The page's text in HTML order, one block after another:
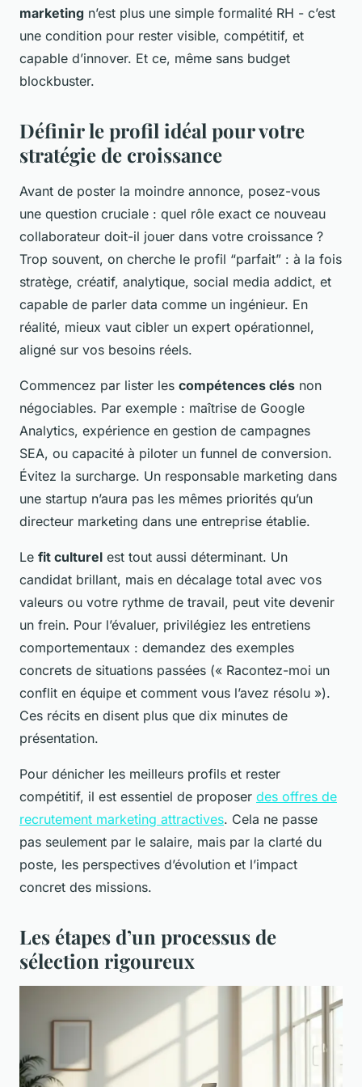
marketing n’est plus une simple formalité RH - c’est
une condition pour rester visible, compétitif, et
capable d’innover. Et ce, même sans budget
blockbuster.
Définir le profil idéal pour votre
stratégie de croissance
Avant de poster la moindre annonce, posez-vous
une question cruciale : quel rôle exact ce nouveau
collaborateur doit-il jouer dans votre croissance ?
Trop souvent, on cherche le profil “parfait” : à la fois
stratège, créatif, analytique, social media addict, et
capable de parler data comme un ingénieur. En
réalité, mieux vaut cibler un expert opérationnel,
aligné sur vos besoins réels.
Commencez par lister les compétences clés non
négociables. Par exemple : maîtrise de Google
Analytics, expérience en gestion de campagnes
SEA, ou capacité à piloter un funnel de conversion.
Évitez la surcharge. Un responsable marketing dans
une startup n’aura pas les mêmes priorités qu’un
directeur marketing dans une entreprise établie.
Le fit culturel est tout aussi déterminant. Un
candidat brillant, mais en décalage total avec vos
valeurs ou votre rythme de travail, peut vite devenir
un frein. Pour l’évaluer, privilégiez les entretiens
comportementaux : demandez des exemples
concrets de situations passées (« Racontez-moi un
conflit en équipe et comment vous l’avez résolu »).
Ces récits en disent plus que dix minutes de
présentation.
Pour dénicher les meilleurs profils et rester
compétitif, il est essentiel de proposer des offres de
recrutement marketing attractives. Cela ne passe
pas seulement par le salaire, mais par la clarté du
poste, les perspectives d’évolution et l’impact
concret des missions.
Les étapes d’un processus de
sélection rigoureux